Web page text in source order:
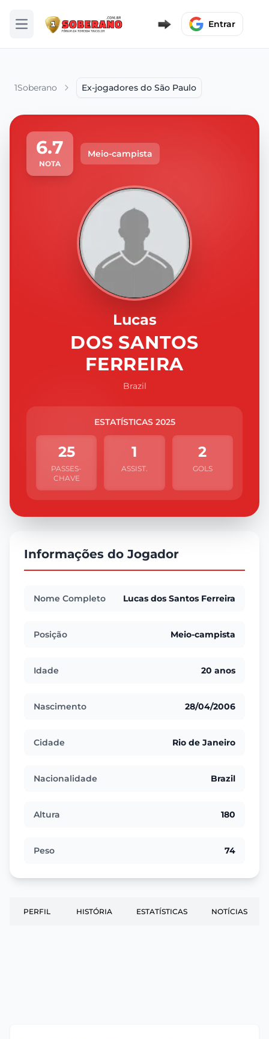
Abrir menu Entrar
1Soberano Ex-jogadores do São Paulo
6.7
NOTA
Meio-campista
Lucas
DOS SANTOS
FERREIRA
Brazil
ESTATÍSTICAS 2025
25
PASSES-
CHAVE
1
ASSIST.
2
GOLS
Informações do Jogador
Nome Completo Lucas dos Santos Ferreira
Posição Meio-campista
Idade 20 anos
Nascimento 28/04/2006
Cidade Rio de Janeiro
Nacionalidade Brazil
Altura 180
Peso 74
PERFIL HISTÓRIA ESTATÍSTICAS NOTÍCIAS